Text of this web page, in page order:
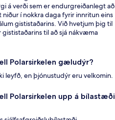
á verði sem er endurgreiðanlegt að
í nokkra daga fyrir innritun eins
gististaðarins. Við hvetjum þig til
til að sjá nákvæma
Polarsirkelen gæludýr?
leyfð, en þjónustudýr eru velkomin.
Polarsirkelen upp á bílastæði